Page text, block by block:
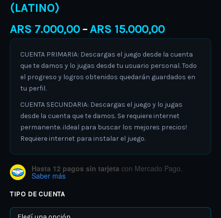
(LATINO)
ARS 7.000,00 –ARS 15.000,00
CUENTA PRIMARIA: Descargas el juego desde la cuenta
que te damos y lo jugas desde tu usuario personal. Todo
el progreso y logros obtenidos quedarán guardados en
tu perfil.
CUENTA SECUNDARIA: Descargas el juego y lo jugas
desde la cuenta que te damos. Se requiere internet
permanente. ¡Ideal para buscar los mejores precios!
Requiere internet para instalar el juego.
Hasta 12 pagos sin tarjeta con Mercado Pago.
Saber más
TIPO DE CUENTA